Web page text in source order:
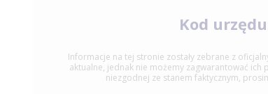
Kod
Informacje na tej stronie zostały zebrane z
aktualne, jednak nie możemy zagwarantować
niezgodnej ze stanem faktycznym,